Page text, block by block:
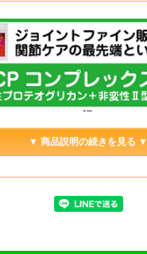
▼ 商品説明の続きを見る ▼